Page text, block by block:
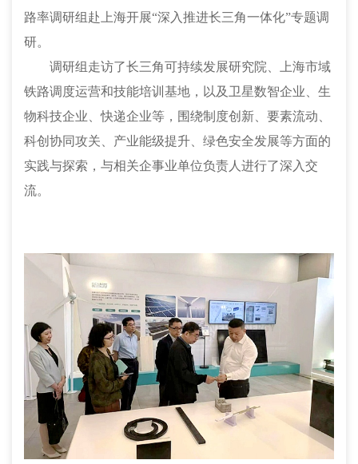
路率调研组赴上海开展“深入推进长三角一体化”专题调
研。
调研组走访了长三角可持续发展研究院、上海市域
铁路调度运营和技能培训基地，以及卫星数智企业、生
物科技企业、快递企业等，围绕制度创新、要素流动、
科创协同攻关、产业能级提升、绿色安全发展等方面的
实践与探索，与相关企事业单位负责人进行了深入交
流。